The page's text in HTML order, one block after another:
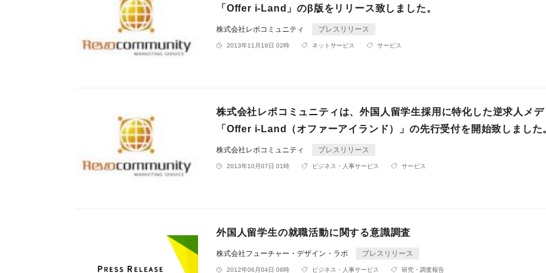
「Offer i-Land」のβ版をリリース致しました。
株式会社レボコミュニティ プレスリリース
2013年11月19日 02時 ネットサービス サービス
株式会社レボコミュニティは、外国人留学生採用に特化した逆求人メデ
「Offer i-Land（オファーアイランド）」の先行受付を開始致しました
株式会社レボコミュニティ プレスリリース
2013年10月07日 01時 ビジネス・人事サービス サービス
外国人留学生の就職活動に関する意識調査
株式会社フューチャー・デザイン・ラボ プレスリリース
2012年06月04日 06時 ビジネス・人事サービス 研究・調査報告